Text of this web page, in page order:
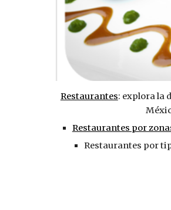
Restaurantes: explora la
Restaurantes por
Restaurantes por